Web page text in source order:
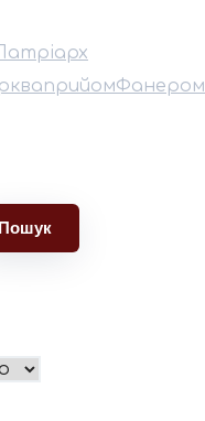
Патріарх
прийом